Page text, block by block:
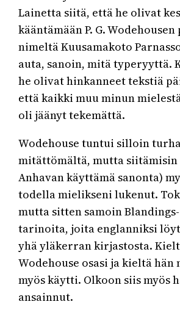
Lainetta siitä, että he olivat
kääntämään P. G.
nimeltä Kuusamakoto
auta, sanoin, mitä typeryyttä.
he olivat hinkanneet tekstiä
että kaikki muu minun
oli jäänyt tekemättä.
Wodehouse tuntui silloin
mitättömältä, mutta siitämisin
Anhavan käyttämä sanonta)
todella mielikseni lukenut.
mutta sitten samoin
tarinoita, joita englanniksi
yhä yläkerran kirjastosta.
Wodehouse osasi ja kieltä hän
myös käytti. Olkoon siis myös
ansainnut.